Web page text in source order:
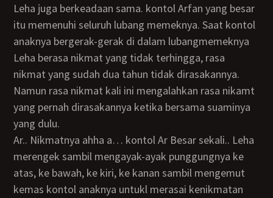
Leha juga berkeadaan sama. kontol Arfan yang besar
itu memenuhi seluruh lubang memeknya. Saat kontol
anaknya bergerak-gerak di dalam lubangmemeknya
Leha berasa nikmat yang tidak terhingga, rasa
nikmat yang sudah dua tahun tidak dirasakannya.
Namun rasa nikmat kali ini mengalahkan rasa nikamt
yang pernah dirasakannya ketika bersama suaminya
yang dulu.
Ar.. Nikmatnya ahha a… kontol Ar Besar sekali.. Leha
merengek sambil mengayak-ayak punggungnya ke
atas, ke bawah, ke kiri, ke kanan sambil mengemut
kemas kontol anaknya untukl merasai kenikmatan